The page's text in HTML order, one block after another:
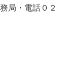
局・電話０２